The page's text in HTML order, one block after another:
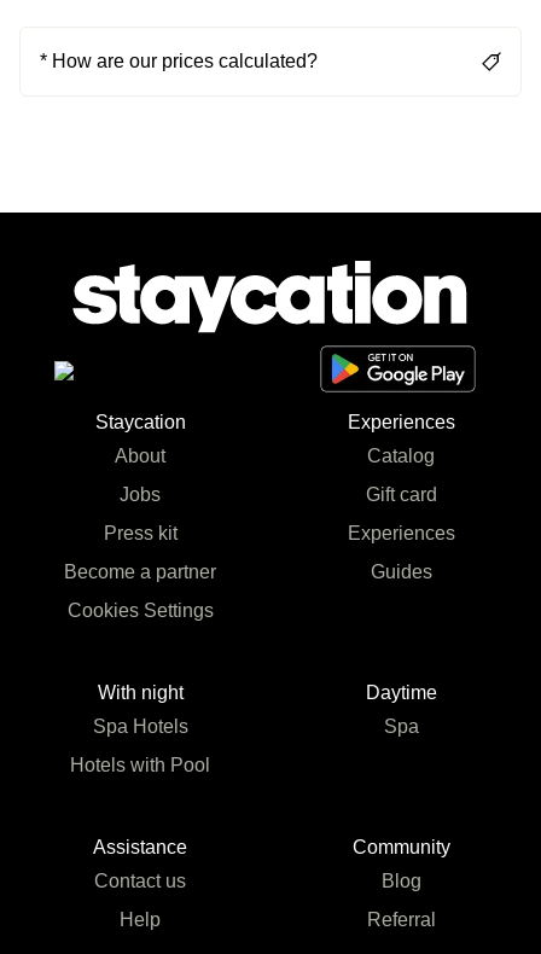
* How are our prices calculated?
Staycation
About
Jobs
Press kit
Become a partner
Cookies Settings
Experiences
Catalog
Gift card
Experiences
Guides
With night
Spa Hotels
Hotels with Pool
Daytime
Spa
Assistance
Contact us
Help
Community
Blog
Referral